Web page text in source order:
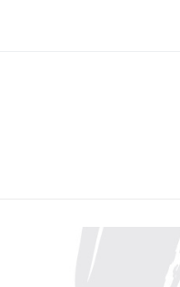
內提供個人資料，並將交易相關給
限公司。
或使用他人資訊註冊。若發現惡意
將有權停止該用戶之使用額度並採取